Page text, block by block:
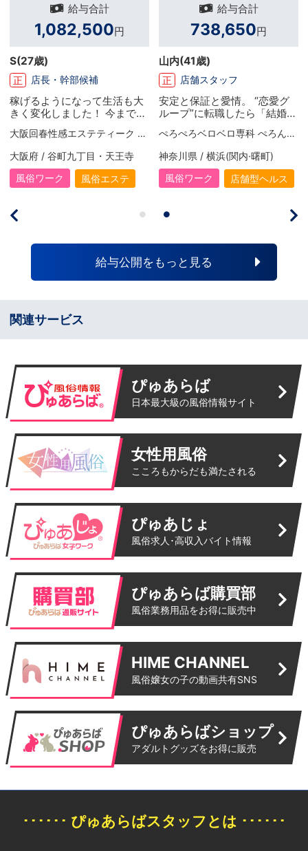
給与合計
1,082,500円
S(27歳)
正 店長・幹部候補
稼げるようになって生活も大
きく変化しました！ 今までは
色々な事を我慢して来ました
し、 値段も気にして買い物を
する日々でした。 店長になっ
て稼げるようになってからは
そういった事もなくなって、
自分に自信が持てるようにな
余裕が直結することを実感し
ましたね。お休みもしっかり
です。 今後も頑張って行きた
大阪回春性感エステティーク 谷九店【スピードグループ】
大阪府 / 谷町九丁目・天王寺
風俗ワーク
風俗エステ
給与合計
738,650円
山内(41歳)
正 店舗スタッフ
安定と保証と愛情。 “恋愛グ
ループ”に転職したら「結婚で
きました（笑）」
ぺろぺろベロベロ専科 ぺろんちょ
神奈川県 / 横浜(関内·曙町)
風俗ワーク
店舗型ヘルス
給与公開をもっと見る
関連サービス
ぴゅあらば
日本最大級の風俗情報サイト
女性用風俗
こころもからだも満たされる
ぴゅあじょ
風俗求人･高収入バイト情報
ぴゅあらば購買部
風俗業務用品をお得に販売中
HIME CHANNEL
風俗嬢女の子の動画共有SNS
ぴゅあらばショップ
アダルトグッズをお得に販売
･･････ ぴゅあらばスタッフとは ･･････